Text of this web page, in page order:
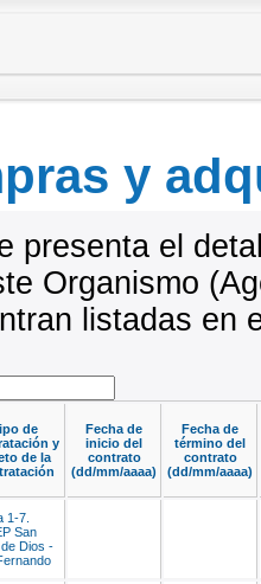
y
presenta el
Organismo
listadas en
de
y
de la
Fecha de
inicio del
contrato
(dd/mm/aaaa)
Fecha de
término del
contrato
(dd/mm/aaaa)
1-7.
San
Dios -